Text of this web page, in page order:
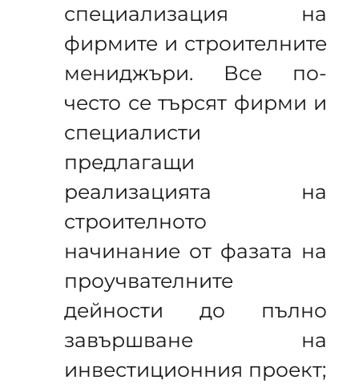
специализация на
фирмите и строителните
мениджъри. Все по-
често се търсят фирми и
специалисти
предлагащи
реализацията на
строителното
начинание от фазата на
проучвателните
дейности до пълно
завършване на
инвестиционния проект;